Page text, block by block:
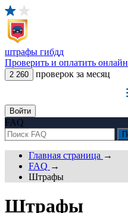
штрафы гибдд
Проверить и оплатить онлайн
2 260 проверок за месяц
Войти
FAQ
Главная страница →
FAQ →
Штрафы
Штрафы